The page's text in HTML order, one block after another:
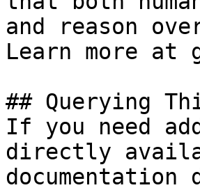
and reason
Learn more at
## Querying
If you need
directly